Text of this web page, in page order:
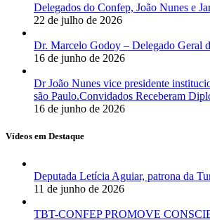
Delegados do Confep, João Nunes e
22 de julho de 2026
Dr. Marcelo Godoy – Delegado Geral
16 de junho de 2026
Dr João Nunes vice presidente
são Paulo.Convidados Receberam
16 de junho de 2026
Vídeos em Destaque
Deputada Letícia Aguiar, patrona da
11 de junho de 2026
TBT-CONFEP PROMOVE